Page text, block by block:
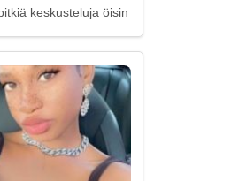
keskusteluja öisin